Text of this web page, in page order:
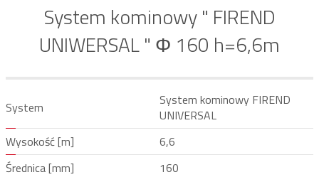
System kominowy " FIREND
UNIWERSAL " Φ 160 h=6,6m
System
System kominowy FIREND
UNIVERSAL
Wysokość [m]
6,6
Średnica [mm]
160